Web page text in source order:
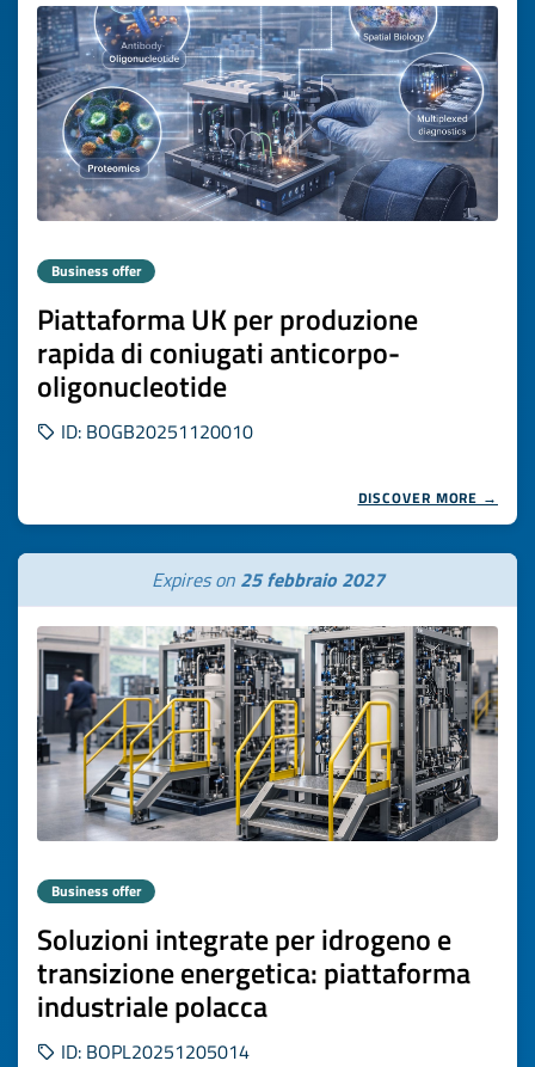
Business offer
Piattaforma UK per produzione
rapida di coniugati anticorpo-
oligonucleotide
ID: BOGB20251120010
DISCOVER MORE →
Expires on 25 febbraio 2027
Business offer
Soluzioni integrate per idrogeno e
transizione energetica: piattaforma
industriale polacca
ID: BOPL20251205014